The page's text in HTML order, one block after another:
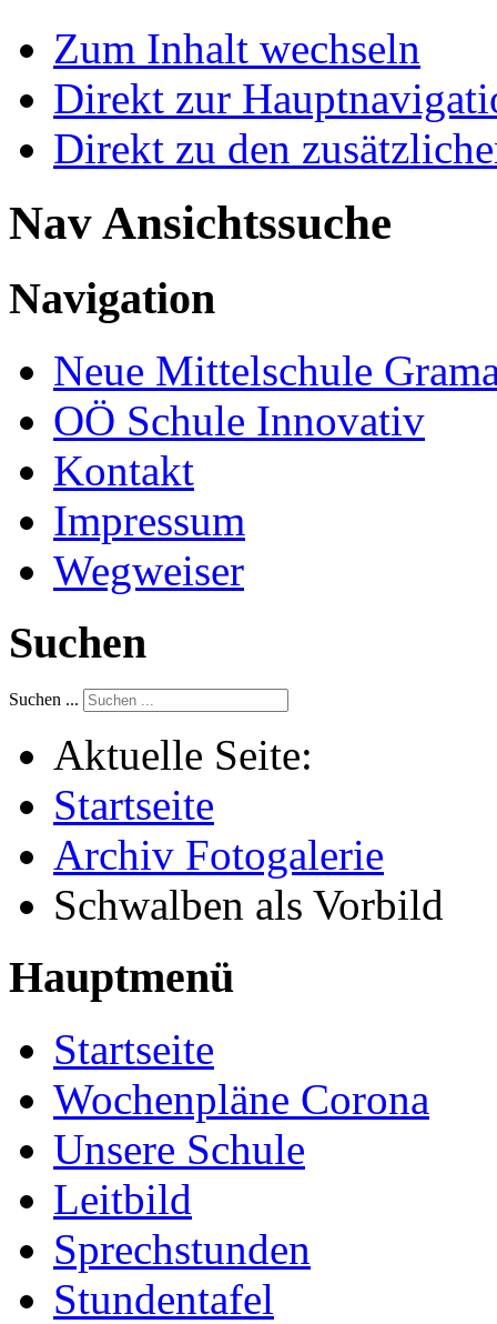
Zum Inhalt wechseln
Direkt zur
Direkt zu den
Nav Ansichtssuche
Navigation
Neue Mittelschule
OÖ Schule Innovativ
Kontakt
Impressum
Wegweiser
Suchen
Suchen ...
Aktuelle Seite:
Startseite
Archiv Fotogalerie
Schwalben als Vorbild
Hauptmenü
Startseite
Wochenpläne Corona
Unsere Schule
Leitbild
Sprechstunden
Stundentafel